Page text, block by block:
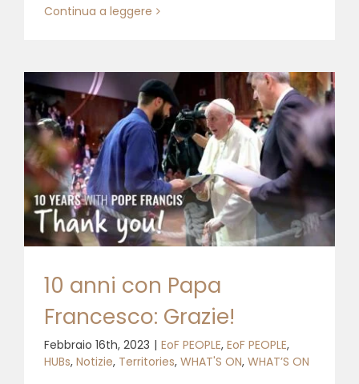
Continua a leggere
10 anni con Papa
Francesco: Grazie!
Febbraio 16th, 2023 | EoF PEOPLE, EoF PEOPLE,
HUBs, Notizie, Territories, WHAT'S ON, WHAT’S ON